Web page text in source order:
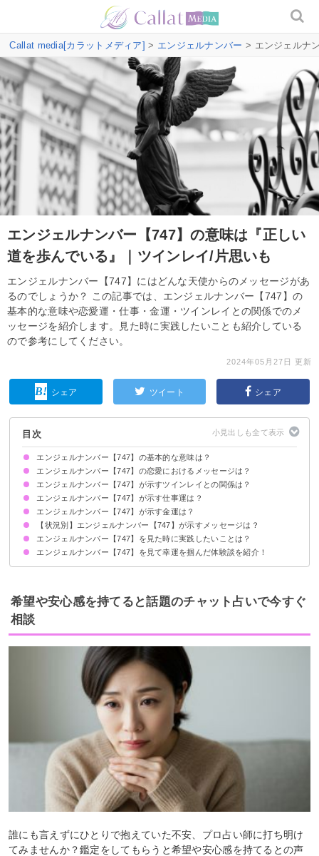
Callat media[カラットメディア] > エンジェルナンバー > エンジェルナ
エンジェルナンバー【747】の意味は『正しい
道を歩んでいる』｜ツインレイ/片思いも
エンジェルナンバー【747】にはどんな天使からのメッセージがあ
るのでしょうか？ この記事では、エンジェルナンバー【747】の
基本的な意味や恋愛運・仕事・金運・ツインレイとの関係でのメ
ッセージを紹介します。見た時に実践したいことも紹介している
ので参考にしてください。
2024年05月27日 更新
シェア ツイート シェア
目次
エンジェルナンバー【747】の基本的な意味は？
あなたは正しい道を歩んでいます
目標の達成に天使の助力があります
エンジェルナンバー【747】の恋愛におけるメッセージは？
片思いしている時
復縁したい時
恋人との関係について
エンジェルナンバー【747】が示すツインレイとの関係は？
ありのままの自分でツインレイと接しましょう
サイレント期間の場合
エンジェルナンバー【747】が示す仕事運は？
エンジェルナンバー【747】が示す金運は？
【状況別】エンジェルナンバー【747】が示すメッセージは？
何度も【747】を見る場合
時計で【747】を見る場合
車のナンバープレートで【747】を見る場合
エンジェルナンバー【747】を見た時に実践したいことは？
天使に「ありがとう」と感謝の言葉を口にする
コツコツと努力を継続する
寝る前に瞑想する
エンジェルナンバー【747】を見て幸運を掴んだ体験談を紹介！
転職を決断するきっかけとなった
パートナーと向き合うことでさらに絆が深まった
スキルアップに積極的になれた
希望や安心感を持てると話題のチャット占いで今すぐ
相談
誰にも言えずにひとりで抱えていた不安、プロ占い師に打ち明け
てみませんか？鑑定をしてもらうと希望や安心感を持てるとの声